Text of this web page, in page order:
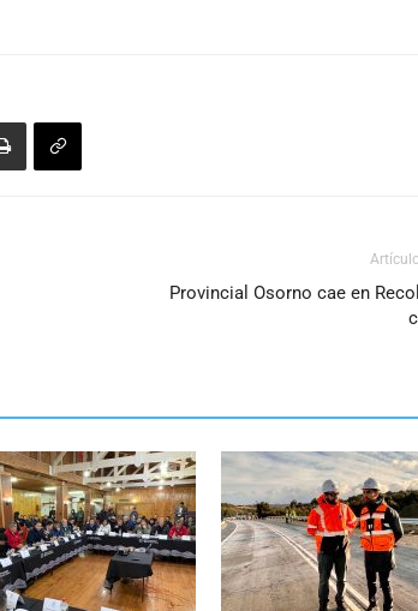
Provincial Osorno cae en